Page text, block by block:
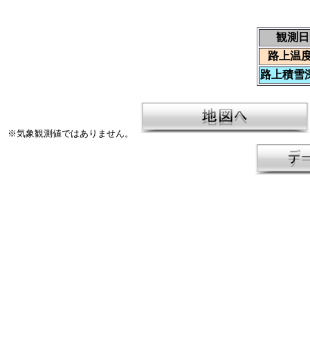
観測
路上温
路上積雪
※気象観測値ではありません。